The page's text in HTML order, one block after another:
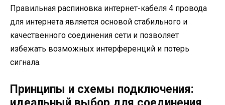
Правильная распиновка интернет-кабеля 4 провода
для интернета является основой стабильного и
качественного соединения сети и позволяет
избежать возможных интерференций и потерь
сигнала.
Принципы и схемы подключения: